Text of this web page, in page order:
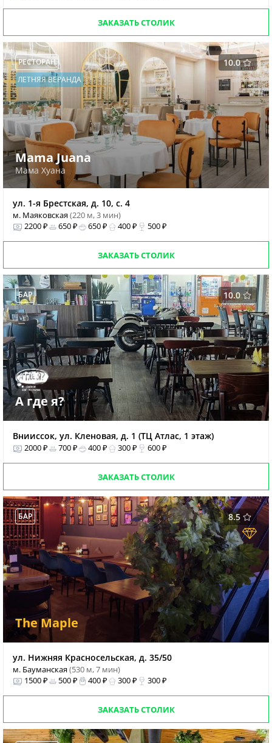
ЗАКАЗАТЬ СТОЛИК
10.0
РЕСТОРАН
ЛЕТНЯЯ ВЕРАНДА
Mama Juana
Мама Хуана
ул. 1-я Брестская, д. 10, с. 4
м. Маяковская(220 м, 3 мин)
2200 ₽
650 ₽ 650 ₽ 400 ₽ 500 ₽
ЗАКАЗАТЬ СТОЛИК
10.0
БАР
А где я?
Внииссок, ул. Кленовая, д. 1 (ТЦ Атлас, 1 этаж)
2000 ₽ 700 ₽ 400 ₽ 300 ₽ 600 ₽
ЗАКАЗАТЬ СТОЛИК
8.5
БАР
The Maple
ул. Нижняя Красносельская, д. 35/50
м. Бауманская(530 м, 7 мин)
1500 ₽
500 ₽ 400 ₽ 300 ₽ 300 ₽
ЗАКАЗАТЬ СТОЛИК